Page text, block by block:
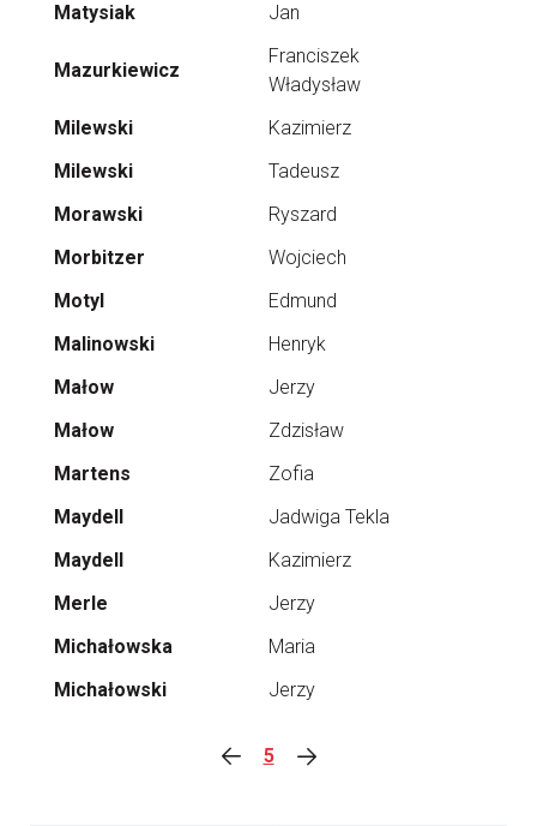
Matysiak
Jan
Mazurkiewicz
Franciszek
Władysław
Milewski
Kazimierz
Milewski
Tadeusz
Morawski
Ryszard
Morbitzer
Wojciech
Motyl
Edmund
Malinowski
Henryk
Małow
Jerzy
Małow
Zdzisław
Martens
Zofia
Maydell
Jadwiga Tekla
Maydell
Kazimierz
Merle
Jerzy
Michałowska
Maria
Michałowski
Jerzy
5